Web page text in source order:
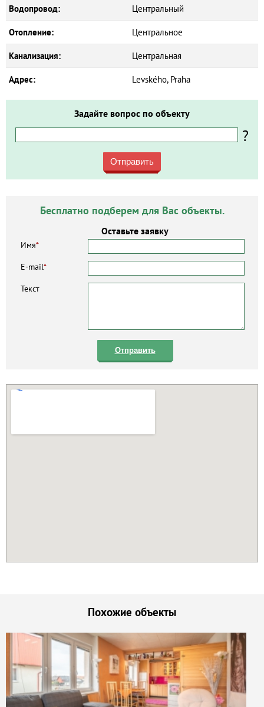
Водопровод: Центральный
Отопление: Центральное
Канализация: Центральная
Адрес: Levského, Praha
Задайте вопрос по объекту
?
Отправить
Бесплатно подберем для Вас объекты.
Оставьте заявку
Имя*
E-mail*
Текст
Отправить
Похожие объекты